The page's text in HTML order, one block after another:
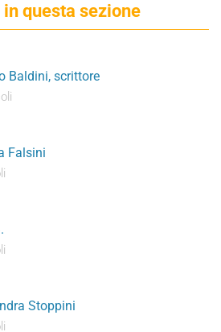
questa sezione
Baldini, scrittore
Falsini
Stoppini